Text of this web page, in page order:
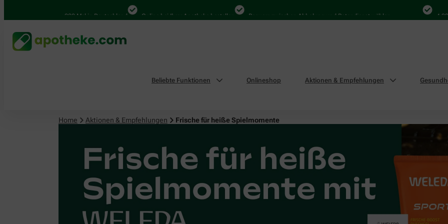
4.000 Mal in Deutschland Online bei Ihrer Apotheke bestellen Bequem zwischen Abholung und Botendienst wählen 4.000 Mal
Beliebte Funktionen Onlineshop Aktionen & Empfehlungen
Home Aktionen & Empfehlungen Frische für heiße Spielmomente